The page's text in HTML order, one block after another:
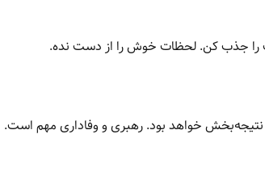
را جذب کن. لحظات خوش را از دست نده.
نتیجه‌بخش خواهد بود. رهبری و وفاداری مهم است.